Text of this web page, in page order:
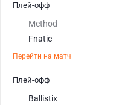
Method
Fnatic
Перейти на матч
Плей-офф
Ballistix
Плей-офф